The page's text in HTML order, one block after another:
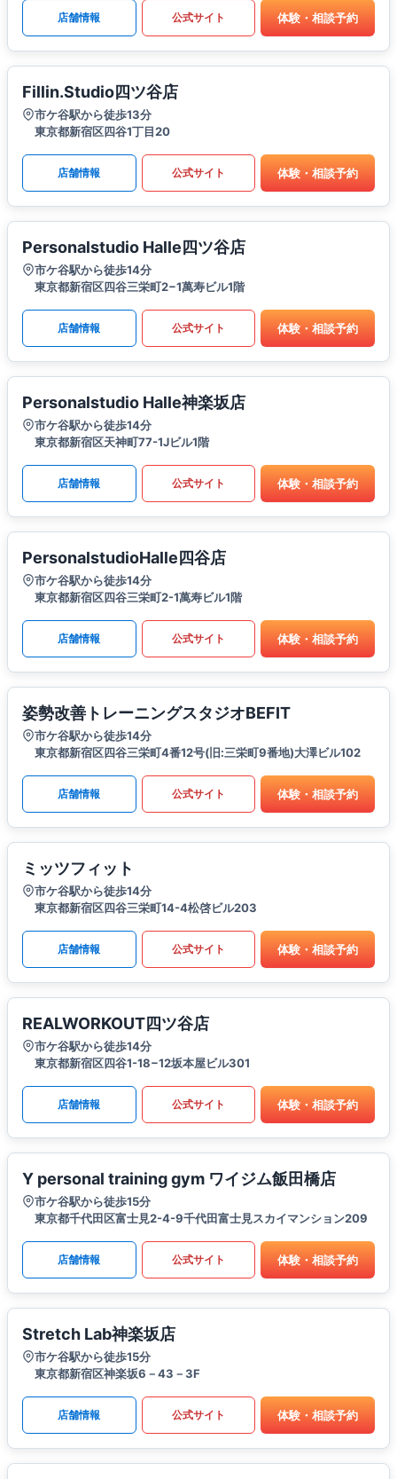
店舗情報 公式サイト 体験・相談予約
Fillin.Studio四ツ谷店
市ケ谷駅から徒歩13分
東京都新宿区四谷1丁目20
店舗情報 公式サイト 体験・相談予約
Personalstudio Halle四ツ谷店
市ケ谷駅から徒歩14分
東京都新宿区四谷三栄町2−1萬寿ビル1階
店舗情報 公式サイト 体験・相談予約
Personalstudio Halle神楽坂店
市ケ谷駅から徒歩14分
東京都新宿区天神町77-1Jビル1階
店舗情報 公式サイト 体験・相談予約
PersonalstudioHalle四谷店
市ケ谷駅から徒歩14分
東京都新宿区四谷三栄町2-1萬寿ビル1階
店舗情報 公式サイト 体験・相談予約
姿勢改善トレーニングスタジオBEFIT
市ケ谷駅から徒歩14分
東京都新宿区四谷三栄町4番12号(旧:三栄町9番地)大澤ビル102
店舗情報 公式サイト 体験・相談予約
ミッツフィット
市ケ谷駅から徒歩14分
東京都新宿区四谷三栄町14-4松啓ビル203
店舗情報 公式サイト 体験・相談予約
REALWORKOUT四ツ谷店
市ケ谷駅から徒歩14分
東京都新宿区四谷1-18−12坂本屋ビル301
店舗情報 公式サイト 体験・相談予約
Y personal training gym ワイジム飯田橋店
市ケ谷駅から徒歩15分
東京都千代田区富士見2-4-9千代田富士見スカイマンション209
店舗情報 公式サイト 体験・相談予約
Stretch Lab神楽坂店
市ケ谷駅から徒歩15分
東京都新宿区神楽坂6－43－3F
店舗情報 公式サイト 体験・相談予約